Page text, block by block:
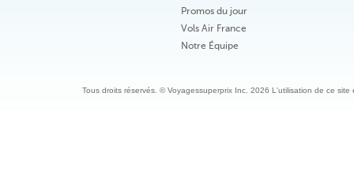
Promos du jour
Vols Air France
Notre Équipe
Tous droits réservés. © Voyagessuperprix Inc. 2026 L'utilisation de ce